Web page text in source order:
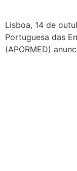
Lisboa, 14 de
Portuguesa das
(APORMED)